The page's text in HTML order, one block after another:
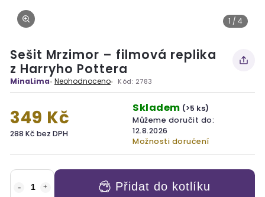
1 / 4
Sešit Mrzimor – filmová replika
z Harryho Pottera
MinaLima Neohodnoceno Kód: 2783
349 Kč
288 Kč bez DPH
Skladem (>5 ks)
Můžeme doručit do:
12.8.2026
Možnosti doručení
Přidat do kotlíku